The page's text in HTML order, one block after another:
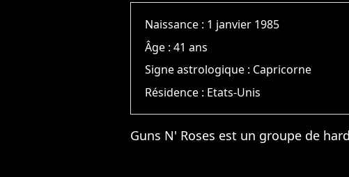
Naissance : 1 janvier 1985
Âge :41 ans
Signe astrologique : Capricorne
Résidence : Etats-Unis
Guns N' Roses est un groupe de